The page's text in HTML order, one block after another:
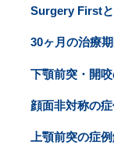
Surgery Firstと
30ヶ月の治療
下顎前突・開
顔面非対称の
上顎前突の症